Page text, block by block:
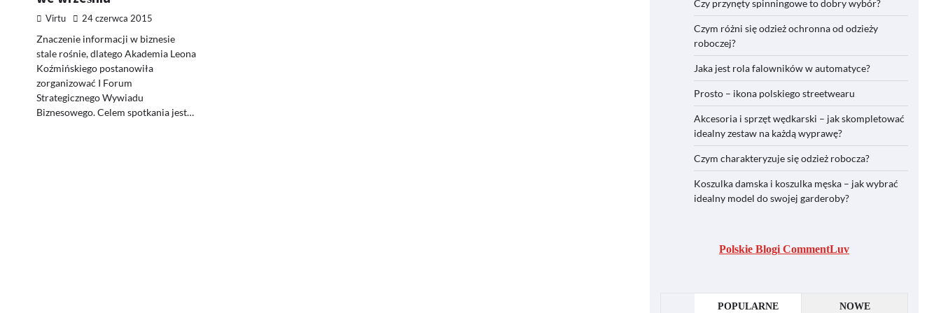
Virtu 24 czerwca 2015
Znaczenie informacji w biznesie
stale rośnie, dlatego Akademia Leona
Koźmińskiego postanowiła
zorganizować I Forum
Strategicznego Wywiadu
Biznesowego. Celem spotkania jest…
Czy przynęty spinningowe to dobry wybór?
Czym różni się odzież ochronna od odzieży
roboczej?
Jaka jest rola falowników w automatyce?
Prosto – ikona polskiego streetwearu
Akcesoria i sprzęt wędkarski – jak skompletować
idealny zestaw na każdą wyprawę?
Czym charakteryzuje się odzież robocza?
Koszulka damska i koszulka męska – jak wybrać
idealny model do swojej garderoby?
Polskie Blogi CommentLuv
POPULARNE NOWE